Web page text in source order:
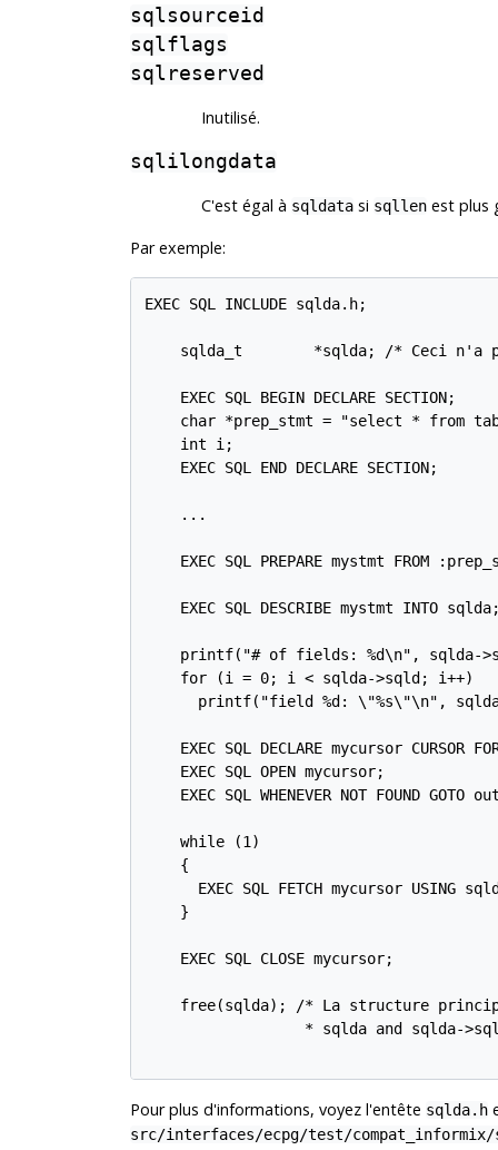
sqlsourceid
sqlflags
sqlreserved
Inutilisé.
sqlilongdata
C'est égal à sqldatasi sqllenest plus
Par exemple:
EXEC SQL INCLUDE sqlda.h;
sqlda_t        *sqlda; /* Ceci n'a
    EXEC SQL BEGIN DECLARE SECTION;
char *prep_stmt = "select * from
    int i;
    EXEC SQL END DECLARE SECTION;
    ...
EXEC SQL PREPARE mystmt FROM
EXEC SQL DESCRIBE mystmt INTO
printf("# of fields: %d\n", sqlda-
    for (i = 0; i < sqlda->sqld; i++)
printf("field %d: \"%s\"\n",
EXEC SQL DECLARE mycursor CURSOR
    EXEC SQL OPEN mycursor;
EXEC SQL WHENEVER NOT FOUND GOTO
    while (1)
    {
EXEC SQL FETCH mycursor USING
    }
    EXEC SQL CLOSE mycursor;
free(sqlda); /* La structure
* sqlda and sqlda-
Pour plus d'informations, voyez l'entête sqlda.h
src/interfaces/ecpg/test/compat_informix/